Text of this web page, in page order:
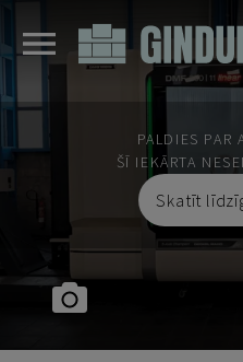
PALDIES PAR
ŠĪ IEKĀRTA
Skatīt